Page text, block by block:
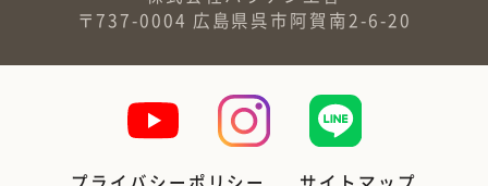
〒737-0004 広島県呉市阿賀南2-6-20